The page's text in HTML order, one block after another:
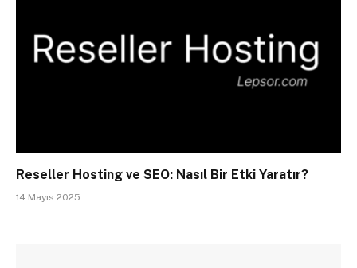
Reseller Hosting ve SEO: Nasıl Bir Etki Yaratır?
14 Mayıs 2025